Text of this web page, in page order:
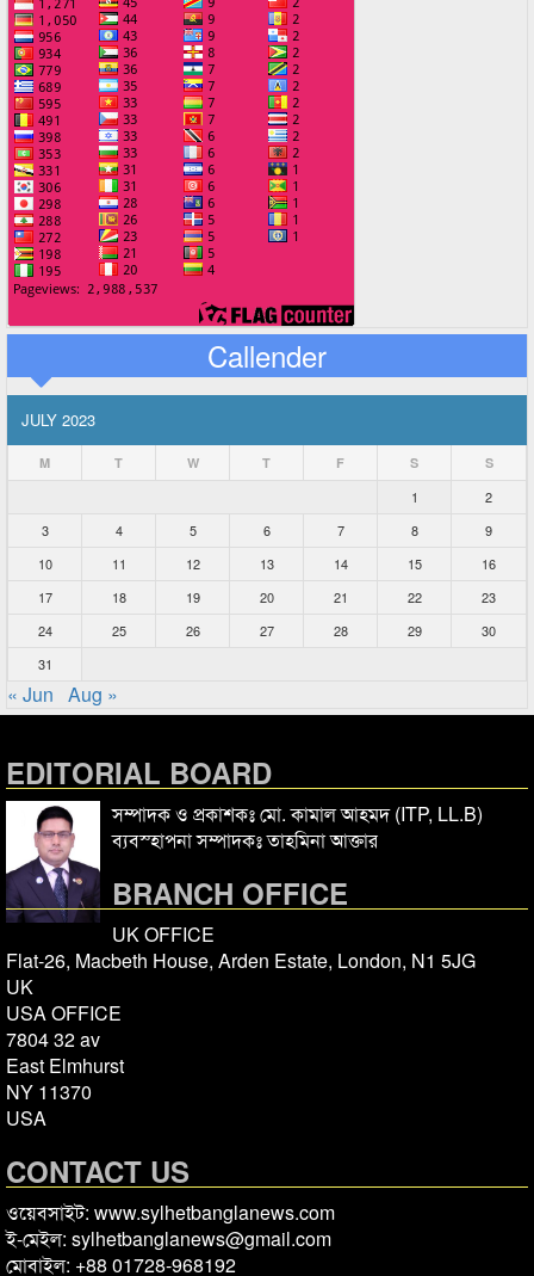
Callender
JULY 2023
M T W T F S S
1
2
3
4 5 6 7 8
9
10
11 12 13 14 15
16
17
18 19 20 21 22
23
24
25 26 27 28 29
30
31
« Jun Aug »
EDITORIAL BOARD
সম্পাদক ও প্রকাশকঃ মো. কামাল আহমদ (ITP, LL.B)
ব্যবস্হাপনা সম্পাদকঃ তাহমিনা আক্তার
BRANCH OFFICE
UK OFFICE
Flat-26, Macbeth House, Arden Estate, London, N1 5JG
UK
USA OFFICE
7804 32 av
East Elmhurst
NY 11370
USA
CONTACT US
ওয়েবসাইট: www.sylhetbanglanews.com
ই-মেইল: sylhetbanglanews@gmail.com
মোবাইল: +88 01728-968192